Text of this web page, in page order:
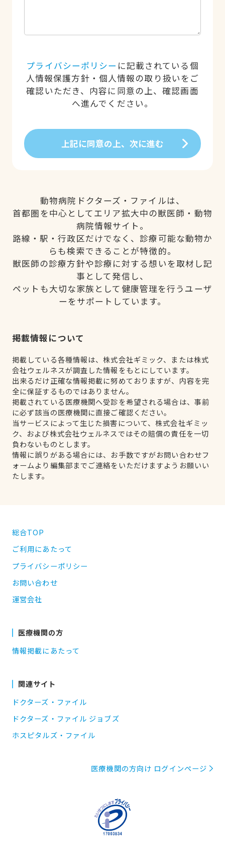
プライバシーポリシー に記載されている個
人情報保護方針・個人情報の取り扱いをご
確認いただき、内容に同意の上、確認画面
へ進んでください。
上記に同意の上、次に進む
動物病院ドクターズ・ファイルは、
首都圏を中心としてエリア拡大中の獣医師・動物
病院情報サイト。
路線・駅・行政区だけでなく、診療可能な動物か
らも検索できることが特徴的。
獣医師の診療方針や診療に対する想いを取材し記
事として発信し、
ペットも大切な家族として健康管理を行うユーザ
ーをサポートしています。
掲載情報について
掲載している各種情報は、株式会社ギミック、または株式
会社ウェルネスが調査した情報をもとにしています。
出来るだけ正確な情報掲載に努めておりますが、内容を完
全に保証するものではありません。
掲載されている医療機関へ受診を希望される場合は、事前
に必ず該当の医療機関に直接ご確認ください。
当サービスによって生じた損害について、株式会社ギミッ
ク、および株式会社ウェルネスではその賠償の責任を一切
負わないものとします。
情報に誤りがある場合には、お手数ですがお問い合わせフ
ォームより編集部までご連絡をいただけますようお願いい
たします。
総合TOP
ご利用にあたって
プライバシーポリシー
お問い合わせ
運営会社
医療機関の方
情報掲載にあたって
関連サイト
ドクターズ・ファイル
ドクターズ・ファイル ジョブズ
ホスピタルズ・ファイル
医療機関の方向け ログインページ